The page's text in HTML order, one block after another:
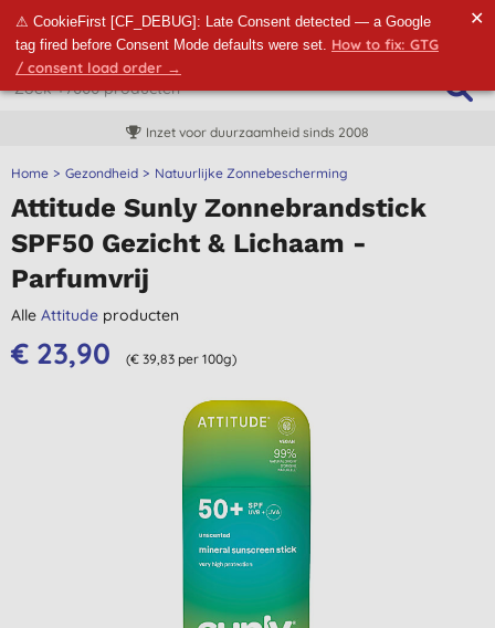
⚠ CookieFirst [CF_DEBUG]: Late Consent detected — a Google
tag fired before Consent Mode defaults were set. How to fix: GTG
/ consent load order →
✕
Inzet voor duurzaamheid sinds 2008
Home Gezondheid Natuurlijke Zonnebescherming
Attitude Sunly Zonnebrandstick
SPF50 Gezicht & Lichaam -
Parfumvrij
Alle Attitude producten
€ 23,90 (€ 39,83 per 100g)